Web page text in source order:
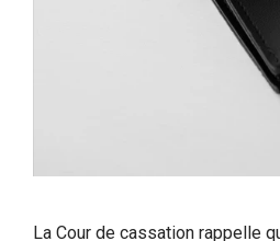
La Cour de cassation rappelle